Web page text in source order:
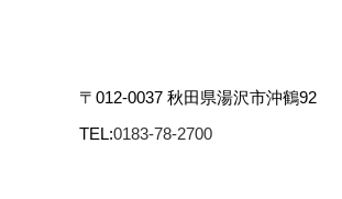
〒012-0037 秋田県湯沢市沖鶴92
TEL:0183-78-2700